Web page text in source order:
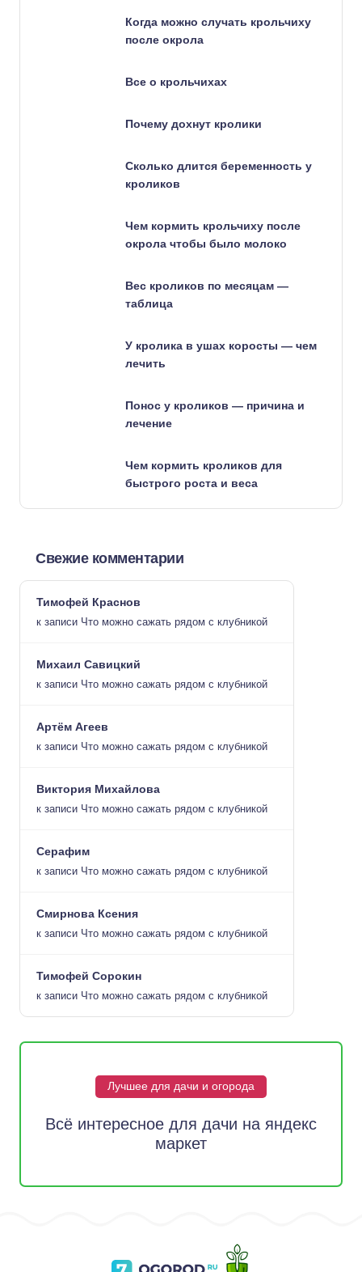
Когда можно случать крольчиху
после окрола
Все о крольчихах
Почему дохнут кролики
Сколько длится беременность у
кроликов
Чем кормить крольчиху после
окрола чтобы было молоко
Вес кроликов по месяцам —
таблица
У кролика в ушах коросты — чем
лечить
Понос у кроликов — причина и
лечение
Чем кормить кроликов для
быстрого роста и веса
Свежие комментарии
Тимофей Краснов
к записи Что можно сажать рядом с клубникой
Михаил Савицкий
к записи Что можно сажать рядом с клубникой
Артём Агеев
к записи Что можно сажать рядом с клубникой
Виктория Михайлова
к записи Что можно сажать рядом с клубникой
Серафим
к записи Что можно сажать рядом с клубникой
Смирнова Ксения
к записи Что можно сажать рядом с клубникой
Тимофей Сорокин
к записи Что можно сажать рядом с клубникой
Лучшее для дачи и огорода
Всё интересное для дачи на яндекс
маркет